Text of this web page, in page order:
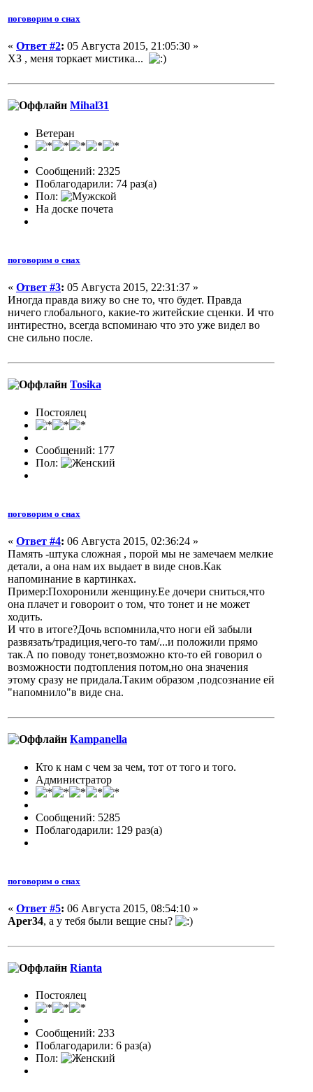
поговорим о снах
« Ответ #2: 05 Августа 2015, 21:05:30 »
ХЗ , меня торкает мистика...
Mihal31
Ветеран
Сообщений: 2325
Поблагодарили: 74 раз(а)
Пол:
На доске почета
поговорим о снах
« Ответ #3: 05 Августа 2015, 22:31:37 »
Иногда правда вижу во сне то, что будет. Правда
ничего глобального, какие-то житейские сценки. И что
интирестно, всегда вспоминаю что это уже видел во
сне сильно после.
Tosika
Постоялец
Сообщений: 177
Пол:
поговорим о снах
« Ответ #4: 06 Августа 2015, 02:36:24 »
Память -штука сложная , порой мы не замечаем мелкие
детали, а она нам их выдает в виде снов.Как
напоминание в картинках.
Пример:Похоронили женщину.Ее дочери сниться,что
она плачет и говороит о том, что тонет и не может
ходить.
И что в итоге?Дочь вспомнила,что ноги ей забыли
развязать/традиция,чего-то там/...и положили прямо
так.А по поводу тонет,возможно кто-то ей говорил о
возможности подтопления потом,но она значения
этому сразу не придала.Таким образом ,подсознание ей
"напомнило"в виде сна.
Кampanella
Кто к нам с чем за чем, тот от того и того.
Администратор
Сообщений: 5285
Поблагодарили: 129 раз(а)
поговорим о снах
« Ответ #5: 06 Августа 2015, 08:54:10 »
Aper34, а у тебя были вещие сны?
Rianta
Постоялец
Сообщений: 233
Поблагодарили: 6 раз(а)
Пол: